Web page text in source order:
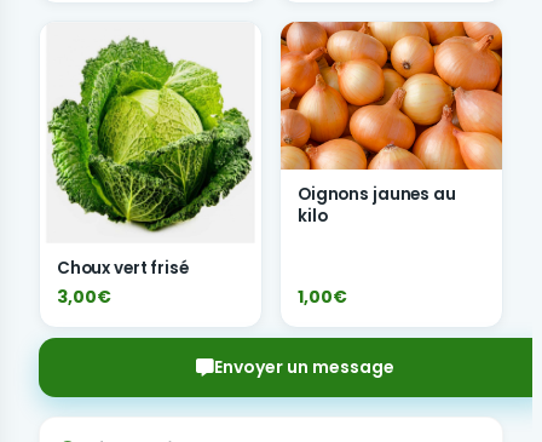
Choux vert frisé
3,00€
Oignons jaunes au
kilo
1,00€
Envoyer un message